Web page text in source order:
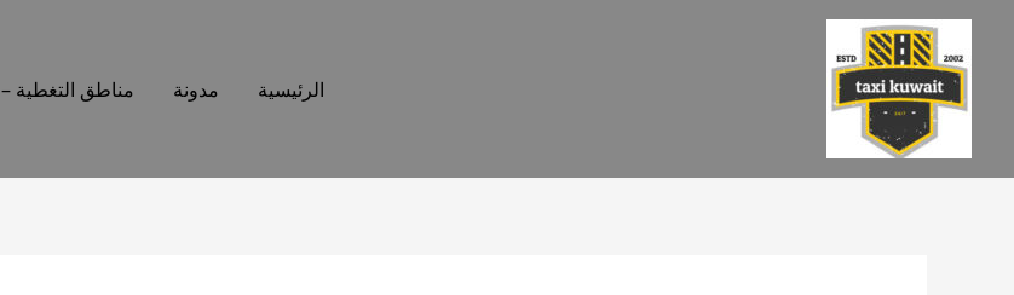
تخطي
المحتوى
الرئيسية مدونة مناطق التغطية – Places we cover